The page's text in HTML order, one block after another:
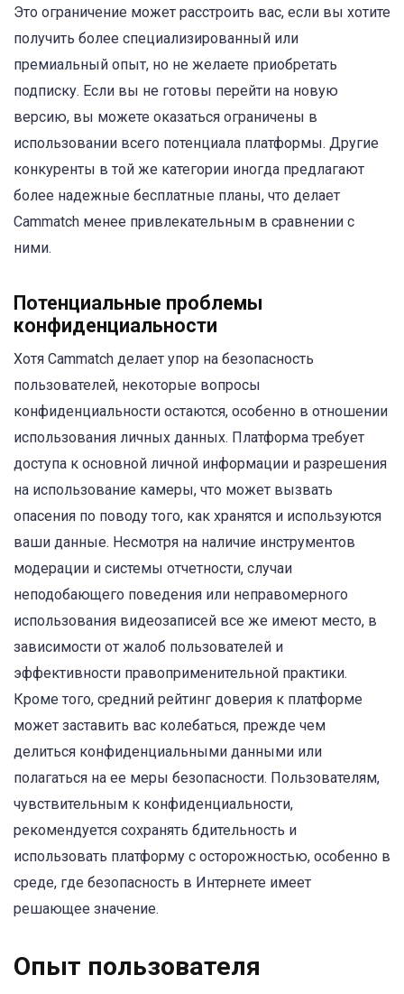
Это ограничение может расстроить вас, если вы хотите
получить более специализированный или
премиальный опыт, но не желаете приобретать
подписку. Если вы не готовы перейти на новую
версию, вы можете оказаться ограничены в
использовании всего потенциала платформы. Другие
конкуренты в той же категории иногда предлагают
более надежные бесплатные планы, что делает
Cammatch менее привлекательным в сравнении с
ними.
Потенциальные проблемы
конфиденциальности
Хотя Cammatch делает упор на безопасность
пользователей, некоторые вопросы
конфиденциальности остаются, особенно в отношении
использования личных данных. Платформа требует
доступа к основной личной информации и разрешения
на использование камеры, что может вызвать
опасения по поводу того, как хранятся и используются
ваши данные. Несмотря на наличие инструментов
модерации и системы отчетности, случаи
неподобающего поведения или неправомерного
использования видеозаписей все же имеют место, в
зависимости от жалоб пользователей и
эффективности правоприменительной практики.
Кроме того, средний рейтинг доверия к платформе
может заставить вас колебаться, прежде чем
делиться конфиденциальными данными или
полагаться на ее меры безопасности. Пользователям,
чувствительным к конфиденциальности,
рекомендуется сохранять бдительность и
использовать платформу с осторожностью, особенно в
среде, где безопасность в Интернете имеет
решающее значение.
Опыт пользователя